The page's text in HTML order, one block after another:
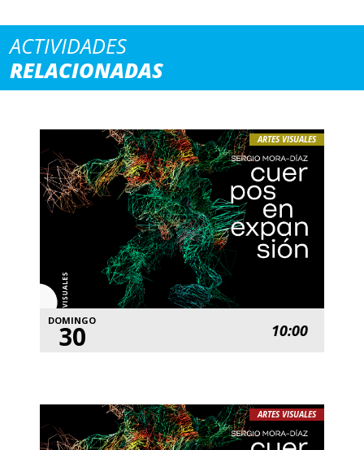
ACTIVIDADES
RELACIONADAS
ARTES VISUALES
DOMINGO
30 10:00
ARTES VISUALES